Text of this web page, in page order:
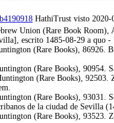
HathiTrust visto 2020-
Union (Rare Book Room),
escrito 1485-08-29 a quo -
(Rare Books), 86926.
(Rare Books), 90954.
(Rare Books), 92503.
(Rare Books), 93031.
de la ciudad de Sevilla
(Rare Books), 93523.